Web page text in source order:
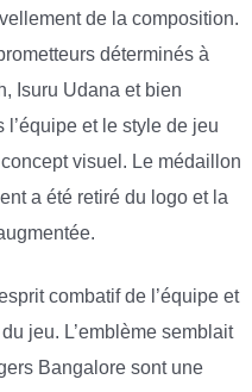
de la composition.
déterminés à
Isuru Udana et bien
l’équipe et le style de jeu
visuel. Le médaillon
a été retiré du logo et la
combatif de l’équipe et
jeu. L’emblème semblait
Bangalore sont une